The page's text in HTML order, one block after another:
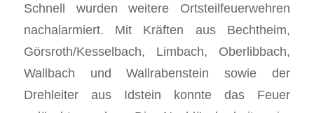
Schnell wurden weitere Ortsteilfeuerwehren
nachalarmiert. Mit Kräften aus Bechtheim,
Görsroth/Kesselbach, Limbach, Oberlibbach,
Wallbach und Wallrabenstein sowie der
Drehleiter aus Idstein konnte das Feuer